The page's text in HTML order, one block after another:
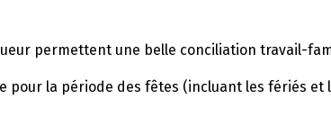
permettent une belle conciliation travail-
pour la période des fêtes (incluant les fériés et